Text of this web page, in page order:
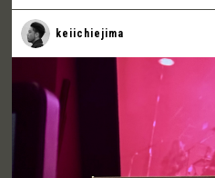
keiichiejima